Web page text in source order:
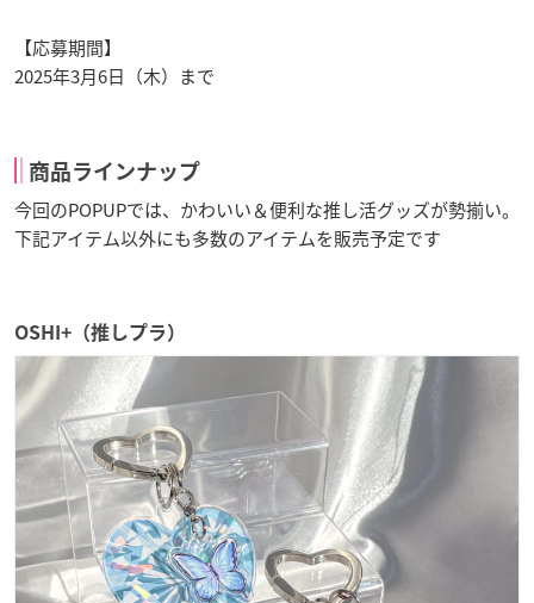
【応募期間】
2025年3月6日（木）まで
商品ラインナップ
今回のPOPUPでは、かわいい＆便利な推し活グッズが勢揃い。
下記アイテム以外にも多数のアイテムを販売予定です
OSHI+（推しプラ）